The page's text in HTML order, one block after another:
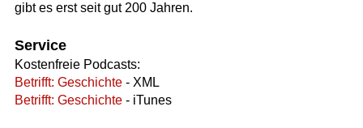
gibt es erst seit gut 200 Jahren.
Service
Kostenfreie Podcasts:
Betrifft: Geschichte- XML
Betrifft: Geschichte- iTunes